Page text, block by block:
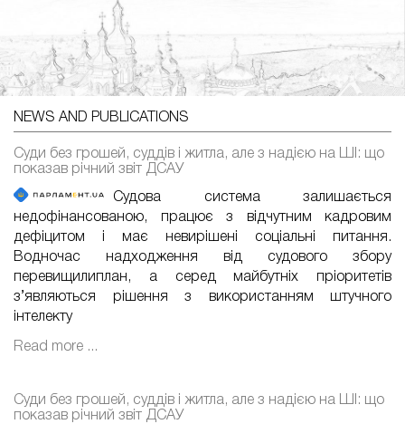
NEWS AND PUBLICATIONS
Суди без грошей, суддів і житла, але з надією на ШІ: що
показав річний звіт ДСАУ
Судова система залишається
недофінансованою, працює з відчутним кадровим
дефіцитом і має невирішені соціальні питання.
Водночас надходження від судового збору
перевищилиплан, а серед майбутніх пріоритетів
з’являються рішення з використанням штучного
інтелекту
Read more ...
Суди без грошей, суддів і житла, але з надією на ШІ: що
показав річний звіт ДСАУ